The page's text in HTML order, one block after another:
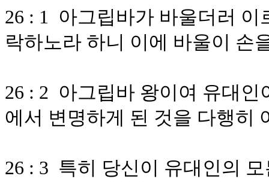
26 : 1 아그립바가 바울더러
락하노라 하니 이에 바울이 손
26 : 2 아그립바 왕이여 유대
에서 변명하게 된 것을 다행히
26 : 3 특히 당신이 유대인의